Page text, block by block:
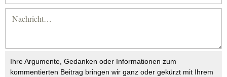
Ihre Argumente, Gedanken oder Informationen zum
kommentierten Beitrag bringen wir ganz oder gekürzt mit Ihrem